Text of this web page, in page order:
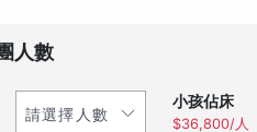
人數
小孩佔床
$36,800/人